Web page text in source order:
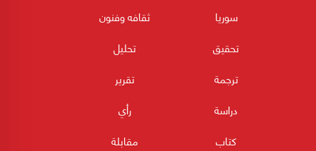
سوريا
ثقافه وفنون
تحقيق
تحليل
ترجمة
تقرير
دراسة
رأي
كتاب
مقابلة